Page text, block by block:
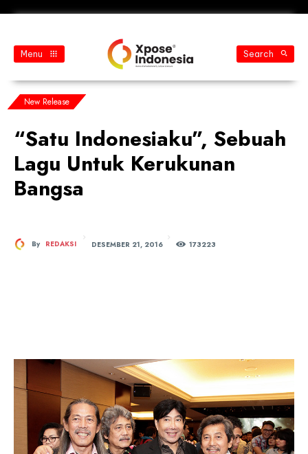
Menu Search
New Release
“Satu Indonesiaku”, Sebuah
Lagu Untuk Kerukunan
Bangsa
By REDAKSI DESEMBER 21, 2016 173223